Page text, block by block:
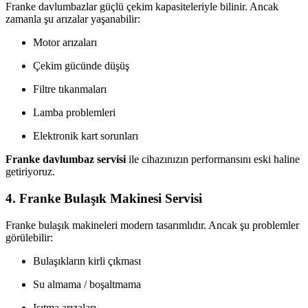
Franke davlumbazlar güçlü çekim kapasiteleriyle bilinir. Ancak
zamanla şu arızalar yaşanabilir:
Motor arızaları
Çekim gücünde düşüş
Filtre tıkanmaları
Lamba problemleri
Elektronik kart sorunları
Franke davlumbaz servisi ile cihazınızın performansını eski haline
getiriyoruz.
4. Franke Bulaşık Makinesi Servisi
Franke bulaşık makineleri modern tasarımlıdır. Ancak şu problemler
görülebilir:
Bulaşıkların kirli çıkması
Su almama / boşaltmama